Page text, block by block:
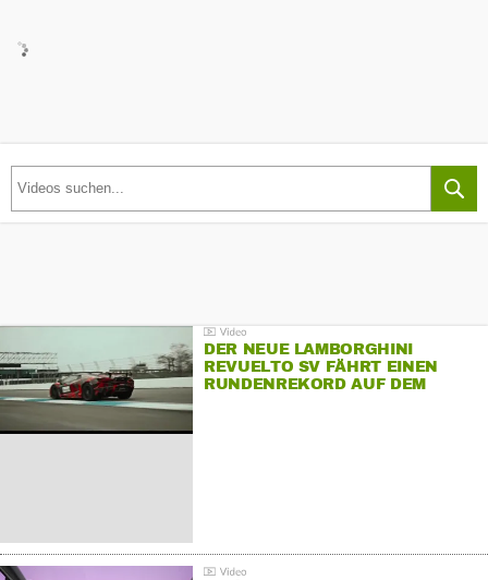
DER NEUE LAMBORGHINI
REVUELTO SV FÄHRT EINEN
RUNDENREKORD AUF DEM